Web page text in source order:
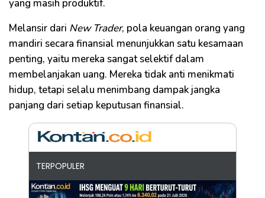
yang masih produktif.
Melansir dari New Trader, pola keuangan orang yang
mandiri secara finansial menunjukkan satu kesamaan
penting, yaitu mereka sangat selektif dalam
membelanjakan uang. Mereka tidak anti menikmati
hidup, tetapi selalu menimbang dampak jangka
panjang dari setiap keputusan finansial.
TERPOPULER